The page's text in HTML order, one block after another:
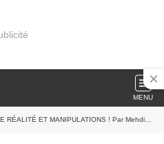
MENU
ET MANIPULATIONS ! Par Mehdi TAJE